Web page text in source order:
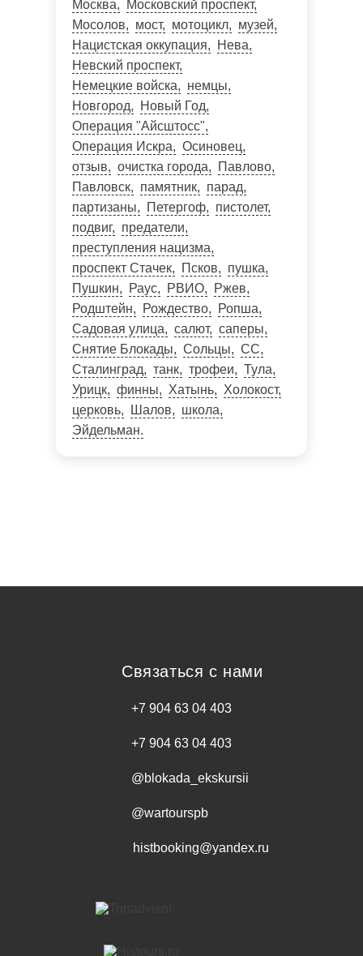
Москва
Московский проспект
Мосолов
мост мотоцикл
музей
Нацистская оккупация
Нева
Невский проспект
Немецкие войска
немцы
Новгород
Новый Год
Операция "Айсштосс"
Операция Искра
Осиновец
отзыв
очистка города
Павлово
Павловск
памятник
парад
партизаны
Петергоф
пистолет
подвиг
предатели
преступления нацизма
проспект Стачек
Псков
пушка
Пушкин
Раус РВИО
Ржев
Родштейн
Рождество
Ропша
Садовая улица
салют
саперы
Снятие Блокады
Сольцы
СС
Сталинград
танк трофеи
Тула
Урицк
финны Хатынь
Холокост
церковь
Шалов
школа
Эйдельман
Связаться с нами
+7 904 63 04 403
+7 904 63 04 403
@blokada_ekskursii
@wartourspb
histbooking@yandex.ru